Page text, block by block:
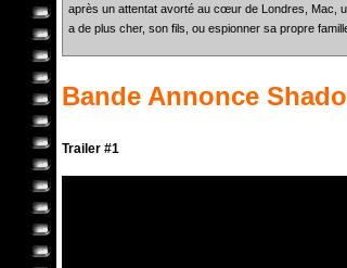
après un attentat avorté au cœur de Londres, Mac,
a de plus cher, son fils, ou espionner sa propre
Bande Annonce
Trailer #1